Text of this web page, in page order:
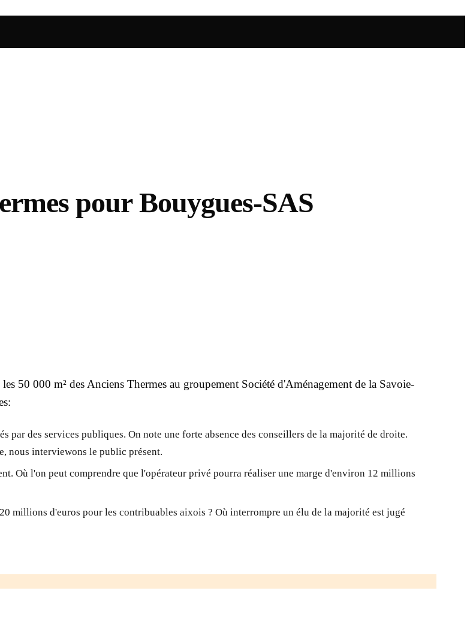
pour Bouygues-SAS
50 000 m² des Anciens Thermes au groupement Société d'Aménagement de la Savoie-
par des services publiques. On note une forte absence des conseillers de la majorité de droite.
nous interviewons le public présent.
Où l'on peut comprendre que l'opérateur privé pourra réaliser une marge d'environ 12 millions
millions d'euros pour les contribuables aixois ? Où interrompre un élu de la majorité est jugé